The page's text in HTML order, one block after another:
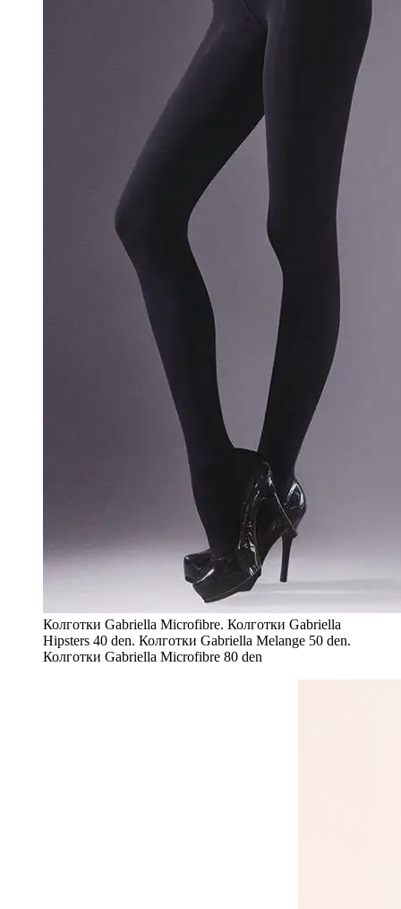
Колготки Gabriella Microfibre. Колготки Gabriella
Hipsters 40 den. Колготки Gabriella Melange 50 den.
Колготки Gabriella Microfibre 80 den